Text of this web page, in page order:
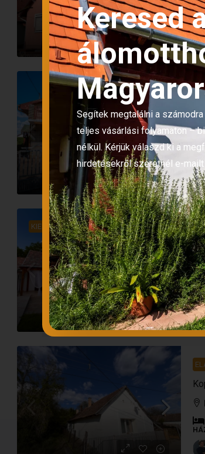
KIEMELT
Keresed
Segítek megtalálni a
teljes vásárlási folyamaton –
nélkül. Kérjük válaszd ki a
hirdetésekről szeretnél e-mailt